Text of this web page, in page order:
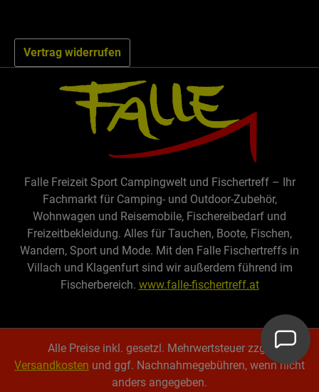
Vertrag widerrufen
Falle Freizeit Sport Campingwelt und Fischertreff – Ihr
Fachmarkt für Camping- und Outdoor-Zubehör,
Wohnwagen und Reisemobile, Fischereibedarf und
Freizeitbekleidung. Alles für Tauchen, Boote, Fischen,
Wandern, Sport und Mode. Mit den Falle Fischertreffs in
Villach und Klagenfurt sind wir außerdem führend im
Fischerbereich. www.falle-fischertreff.at
Alle Preise inkl. gesetzl. Mehrwertsteuer zzgl.
Versandkosten und ggf. Nachnahmegebühren, wenn nicht
anders angegeben.